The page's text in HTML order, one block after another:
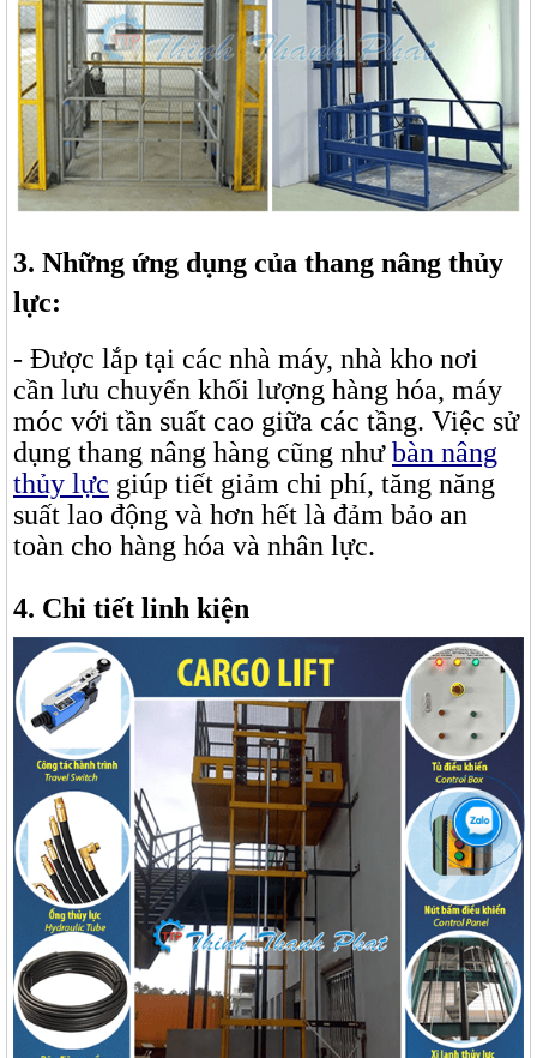
3. Những ứng dụng của thang nâng thủy
lực:
- Được lắp tại các nhà máy, nhà kho nơi
cần lưu chuyển khối lượng hàng hóa, máy
móc với tần suất cao giữa các tầng. Việc sử
dụng thang nâng hàng cũng nhưbàn nâng
thủy lực giúp tiết giảm chi phí, tăng năng
suất lao động và hơn hết là đảm bảo an
toàn cho hàng hóa và nhân lực.
4. Chi tiết linh kiện